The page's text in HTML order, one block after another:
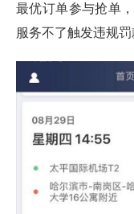
最优订单参与抢单
服务不了触发违规罚